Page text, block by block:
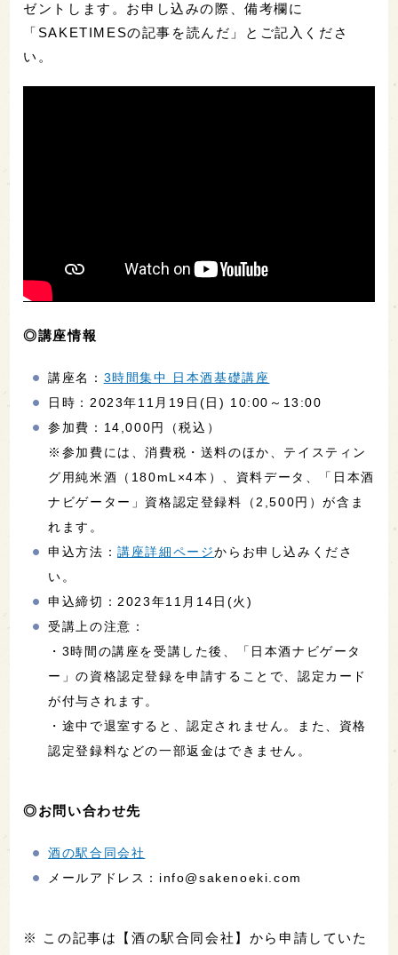
ゼントします。お申し込みの際、備考欄に
「SAKETIMESの記事を読んだ」とご記入くださ
い。
◎講座情報
講座名： 3時間集中 日本酒基礎講座
日時：2023年11月19日(日) 10:00～13:00
参加費：14,000円（税込）
※参加費には、消費税・送料のほか、テイスティン
グ用純米酒（180mL×4本）、資料データ、「日本酒
ナビゲーター」資格認定登録料（2,500円）が含ま
れます。
申込方法：講座詳細ページからお申し込みくださ
い。
申込締切：2023年11月14日(火)
受講上の注意：
・3時間の講座を受講した後、「日本酒ナビゲータ
ー」の資格認定登録を申請することで、認定カード
が付与されます。
・途中で退室すると、認定されません。また、資格
認定登録料などの一部返金はできません。
◎お問い合わせ先
酒の駅合同会社
メールアドレス：info@sakenoeki.com
※ この記事は【酒の駅合同会社】から申請していた